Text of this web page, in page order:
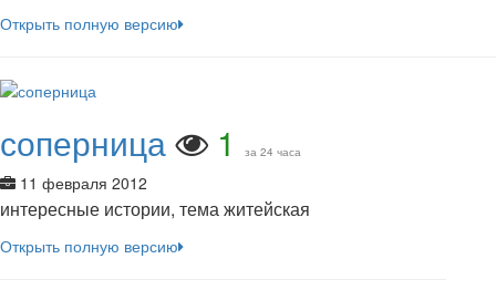
Открыть полную версию
соперница 1 за 24 часа
11 февраля 2012
интересные истории, тема житейская
Открыть полную версию